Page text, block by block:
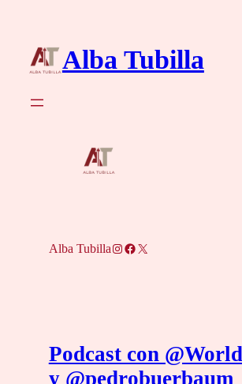
contenido
Alba Tubilla
Alba TubillaInstagram
Facebook
X
Podcast con
y @pedrobuerbaum